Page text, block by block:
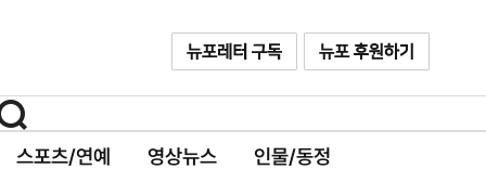
스포츠/연예 영상뉴스 인물/동정